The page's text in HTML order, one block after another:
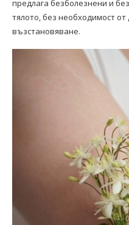
предлага безболезнени и
тялото, без необходимост
възстановяване.